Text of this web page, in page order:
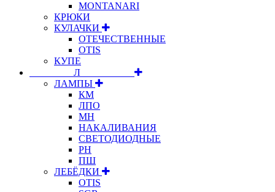
MONTANARI
КРЮКИ
КУЛАЧКИ
ОТЕЧЕСТВЕННЫЕ
OTIS
КУПЕ
⠀⠀⠀⠀⠀⠀Л⠀⠀⠀⠀⠀⠀⠀
ЛАМПЫ
КМ
ЛПО
МН
НАКАЛИВАНИЯ
СВЕТОДИОДНЫЕ
РН
ПШ
ЛЕБЁДКИ
OTIS